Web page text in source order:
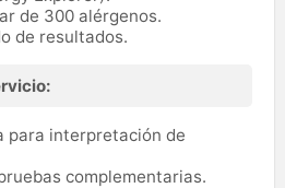
de 300 alérgenos.
de resultados.
para interpretación de
complementarias.